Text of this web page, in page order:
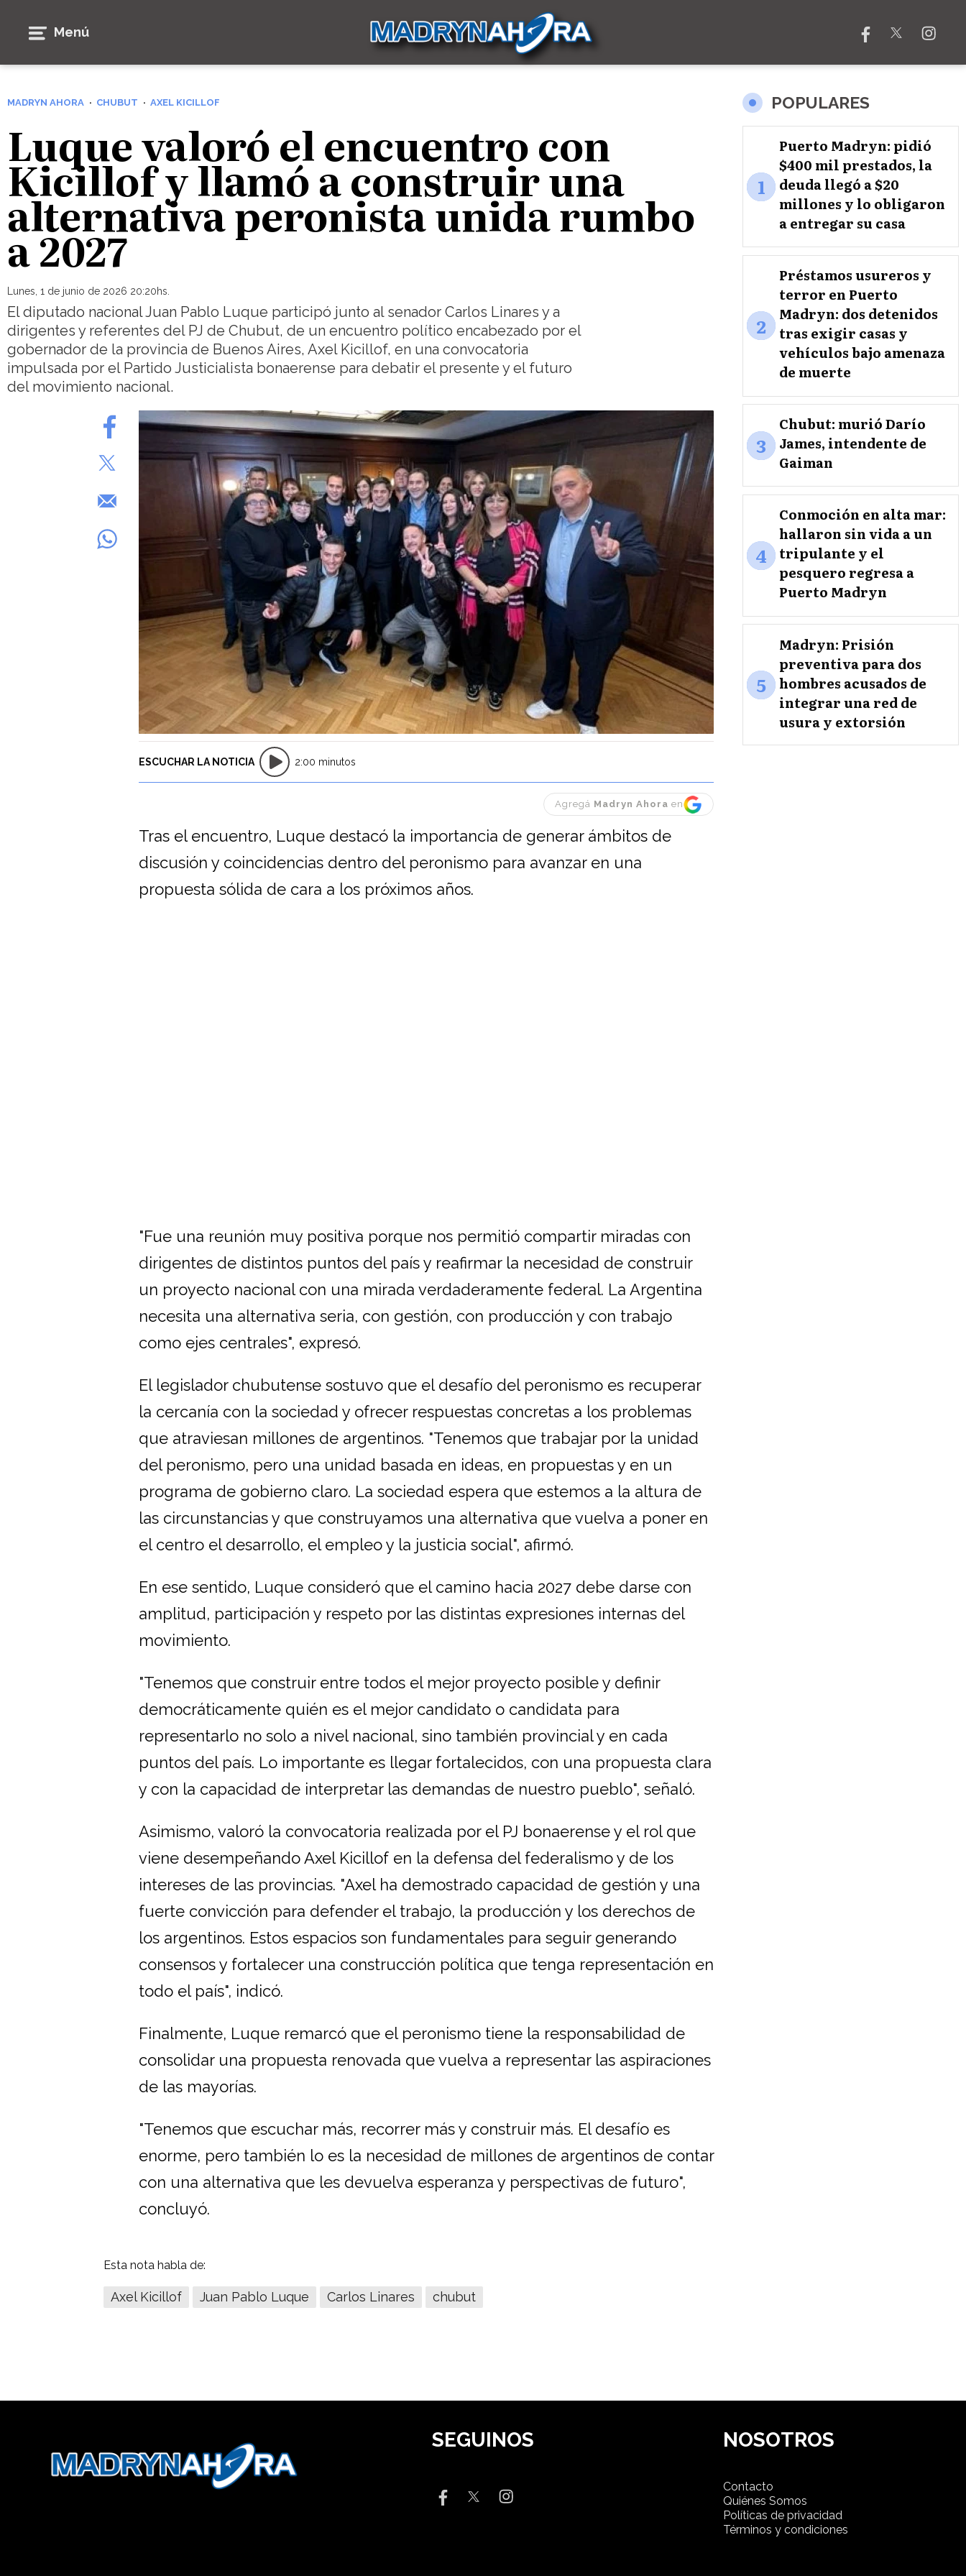
Menú
MADRYN AHORA CHUBUT AXEL KICILLOF
Luque valoró el encuentro con
Kicillof y llamó a construir una
alternativa peronista unida rumbo
a 2027
Lunes, 1 de junio de 2026 20:20hs.
El diputado nacional Juan Pablo Luque participó junto al senador Carlos Linares y a
dirigentes y referentes del PJ de Chubut, de un encuentro político encabezado por el
gobernador de la provincia de Buenos Aires, Axel Kicillof, en una convocatoria
impulsada por el Partido Justicialista bonaerense para debatir el presente y el futuro
del movimiento nacional.
ESCUCHAR LA NOTICIA 2:00 minutos
Agregá Madryn Ahora en
Tras el encuentro, Luque destacó la importancia de generar ámbitos de
discusión y coincidencias dentro del peronismo para avanzar en una
propuesta sólida de cara a los próximos años.
"Fue una reunión muy positiva porque nos permitió compartir miradas con
dirigentes de distintos puntos del país y reafirmar la necesidad de construir
un proyecto nacional con una mirada verdaderamente federal. La Argentina
necesita una alternativa seria, con gestión, con producción y con trabajo
como ejes centrales", expresó.
El legislador chubutense sostuvo que el desafío del peronismo es recuperar
la cercanía con la sociedad y ofrecer respuestas concretas a los problemas
que atraviesan millones de argentinos. "Tenemos que trabajar por la unidad
del peronismo, pero una unidad basada en ideas, en propuestas y en un
programa de gobierno claro. La sociedad espera que estemos a la altura de
las circunstancias y que construyamos una alternativa que vuelva a poner en
el centro el desarrollo, el empleo y la justicia social", afirmó.
En ese sentido, Luque consideró que el camino hacia 2027 debe darse con
amplitud, participación y respeto por las distintas expresiones internas del
movimiento.
"Tenemos que construir entre todos el mejor proyecto posible y definir
democráticamente quién es el mejor candidato o candidata para
representarlo no solo a nivel nacional, sino también provincial y en cada
puntos del país. Lo importante es llegar fortalecidos, con una propuesta clara
y con la capacidad de interpretar las demandas de nuestro pueblo", señaló.
Asimismo, valoró la convocatoria realizada por el PJ bonaerense y el rol que
viene desempeñando Axel Kicillof en la defensa del federalismo y de los
intereses de las provincias. "Axel ha demostrado capacidad de gestión y una
fuerte convicción para defender el trabajo, la producción y los derechos de
los argentinos. Estos espacios son fundamentales para seguir generando
consensos y fortalecer una construcción política que tenga representación en
todo el país", indicó.
Finalmente, Luque remarcó que el peronismo tiene la responsabilidad de
consolidar una propuesta renovada que vuelva a representar las aspiraciones
de las mayorías.
"Tenemos que escuchar más, recorrer más y construir más. El desafío es
enorme, pero también lo es la necesidad de millones de argentinos de contar
con una alternativa que les devuelva esperanza y perspectivas de futuro",
concluyó.
Esta nota habla de:
Axel Kicillof Juan Pablo Luque Carlos Linares chubut
POPULARES
1
Puerto Madryn: pidió
$400 mil prestados, la
deuda llegó a $20
millones y lo obligaron
a entregar su casa
2
Préstamos usureros y
terror en Puerto
Madryn: dos detenidos
tras exigir casas y
vehículos bajo amenaza
de muerte
3
Chubut: murió Darío
James, intendente de
Gaiman
4
Conmoción en alta mar:
hallaron sin vida a un
tripulante y el
pesquero regresa a
Puerto Madryn
5
Madryn: Prisión
preventiva para dos
hombres acusados de
integrar una red de
usura y extorsión
SEGUINOS NOSOTROS
Contacto
Quiénes Somos
Políticas de privacidad
Términos y condiciones